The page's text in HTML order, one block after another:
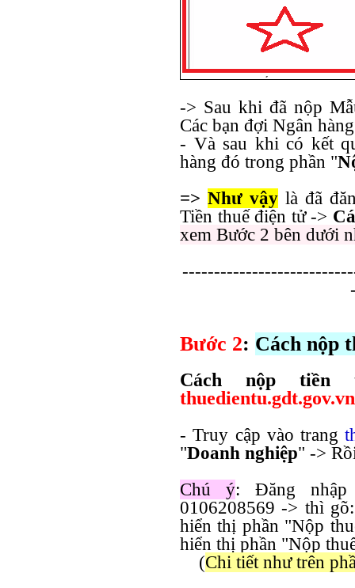
-> Sau khi đã nộp
Các bạn đợi Ngân
- Và sau khi có kết
hàng đó trong phần "
=> Như vậylà đã
Tiền thuế điện tử ->
xem Bước 2 bên dưới
Bước 2: Cách nộp
Cách nộp tiền
thuedientu.gdt.gov.vn
- Truy cập vào trang
"Doanh nghiệp" ->
Chú ý: Đăng
0106208569 -> thì
hiển thị phần "Nộp
hiển thị phần "Nộp
(Chi tiết như trên